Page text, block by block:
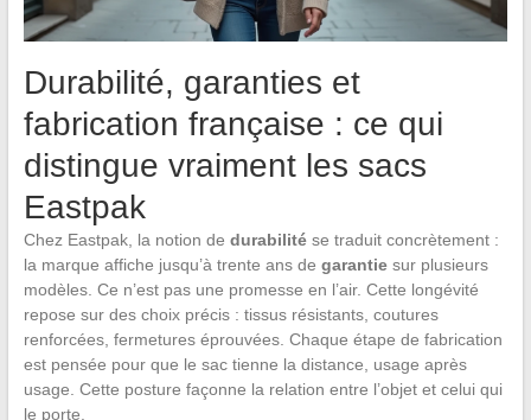
Durabilité, garanties et
fabrication française : ce qui
distingue vraiment les sacs
Eastpak
Chez Eastpak, la notion de durabilitése traduit concrètement :
la marque affiche jusqu’à trente ans de garantiesur plusieurs
modèles. Ce n’est pas une promesse en l’air. Cette longévité
repose sur des choix précis : tissus résistants, coutures
renforcées, fermetures éprouvées. Chaque étape de fabrication
est pensée pour que le sac tienne la distance, usage après
usage. Cette posture façonne la relation entre l’objet et celui qui
le porte.